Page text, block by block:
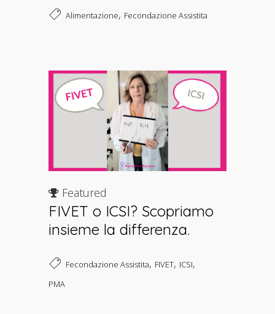
Alimentazione, Fecondazione Assistita
Featured
FIVET o ICSI? Scopriamo
insieme la differenza.
Fecondazione Assistita, FIVET, ICSI,
PMA